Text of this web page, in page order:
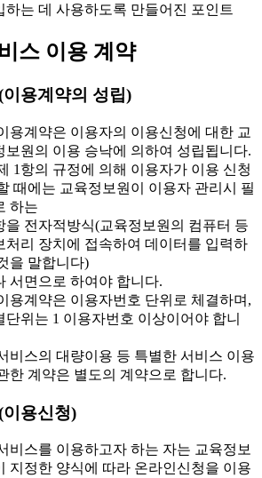
하는 데 사용하도록 만들어진 포인트
스 이용 계약
이용계약의 성립)
용계약은 이용자의 이용신청에 대한 교
보원의 이용 승낙에 의하여 성립됩니다.
1항의 규정에 의해 이용자가 이용 신청
때에는 교육정보원이 이용자 관리시 필
하는
을 전자적방식(교육정보원의 컴퓨터 등
처리 장치에 접속하여 데이터를 입력하
을 말합니다)
서면으로 하여야 합니다.
용계약은 이용자번호 단위로 체결하며,
단위는 1 이용자번호 이상이어야 합니
비스의 대량이용 등 특별한 서비스 이용
한 계약은 별도의 계약으로 합니다.
용신청)
비스를 이용하고자 하는 자는 교육정보
지정한 양식에 따라 온라인신청을 이용